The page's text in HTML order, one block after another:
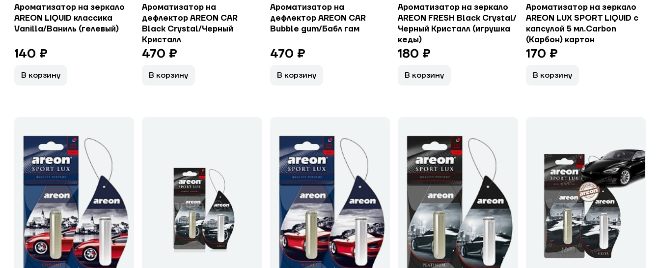
Ароматизатор на зеркало
AREON LIQUID классика
Vanilla/Ваниль (гелевый)
140 ₽
В корзину
Ароматизатор на
дефлектор AREON CAR
Black Crystal/Черный
Кристалл
470 ₽
В корзину
Ароматизатор на
дефлектор AREON CAR
Bubble gum/Бабл гам
470 ₽
В корзину
Ароматизатор на зеркало
AREON FRESH Black Crystal/
Черный Кристалл (игрушка
кеды)
180 ₽
В корзину
Ароматизатор на зеркало
AREON LUX SPORT LIQUID с
капсулой 5 мл.Carbon
(Карбон) картон
170 ₽
В корзину